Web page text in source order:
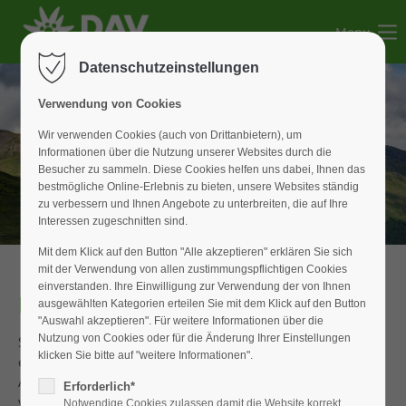
Der Eintrag "offcanvas-col2" existiert leider nicht.
Der Eintrag "offcanvas-col3" existiert leider nicht.
Der Eintrag "offcanvas-col4" existiert leider nicht.
Menu
Hochtour Wildspitze
Schon eine Woche nach der Sommerfahrt sollte es für
einen Teil der Jugend auf den höchsten Berg der Ötztaler
Alpen gehen – die 3768 m hohe Wildspitze. Los ging es für
vier Teilnehmende schon am Freitagabend an der
Datenschutzeinstellungen
Verwendung von Cookies
Wir verwenden Cookies (auch von Drittanbietern), um
Informationen über die Nutzung unserer Websites durch die
Besucher zu sammeln. Diese Cookies helfen uns dabei, Ihnen das
bestmögliche Online-Erlebnis zu bieten, unsere Websites ständig
zu verbessern und Ihnen Angebote zu unterbreiten, die auf Ihre
Interessen zugeschnitten sind.
Mit dem Klick auf den Button "Alle akzeptieren" erklären Sie sich
mit der Verwendung von allen zustimmungspflichtigen Cookies
einverstanden. Ihre Einwilligung zur Verwendung der von Ihnen
ausgewählten Kategorien erteilen Sie mit dem Klick auf den Button
"Auswahl akzeptieren". Für weitere Informationen über die
Nutzung von Cookies oder für die Änderung Ihrer Einstellungen
klicken Sie bitte auf "weitere Informationen".
Erforderlich*
Notwendige Cookies zulassen damit die Website korrekt